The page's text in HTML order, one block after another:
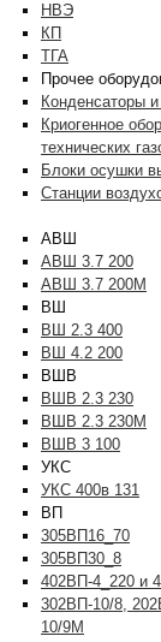
НВЭ
КП
ТГА
Прочее
Конденсаторы
Криогенное
технических
Блоки осушки
Станции
АВШ
АВШ 3.7 200
АВШ 3.7 200М
ВШ
ВШ 2.3 400
ВШ 4.2 200
ВШВ
ВШВ 2.3 230
ВШВ 2.3 230М
ВШВ 3 100
УКС
УКС 400в 131
ВП
305ВП16_70
305ВП30_8
402ВП-4_220 и
302ВП-10/8,
10/9М